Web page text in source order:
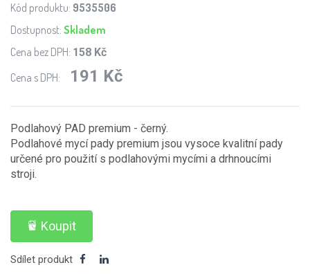
Kód produktu: 9535506
Dostupnost: Skladem
Cena bez DPH: 158 Kč
Cena s DPH: 191 Kč
Podlahový PAD premium - černý.
Podlahové mycí pady premium jsou vysoce kvalitní pady
určené pro použití s podlahovými mycími a drhnoucími
stroji.
Koupit
Sdílet produkt